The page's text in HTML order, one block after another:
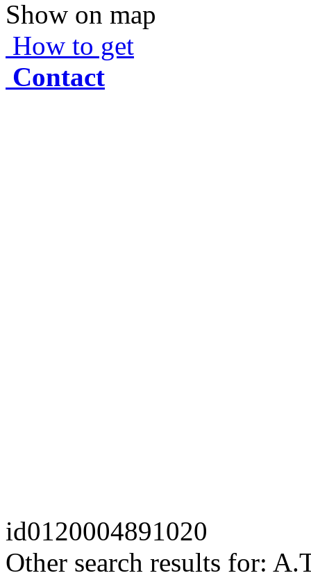
Show on map
How to get
Contact
id0120004891020
Other search results for: